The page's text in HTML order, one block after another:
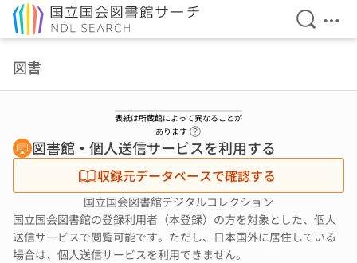
検索を
メ
図書
表紙は所蔵館によって異なることが
あります
図書館・個人送信サービスを利用する
収録元データベースで確認する
国立国会図書館デジタルコレクション
国立国会図書館の登録利用者（本登録）の方を対象とした、個人
送信サービスで閲覧可能です。ただし、日本国外に居住している
場合は、個人送信サービスを利用できません。